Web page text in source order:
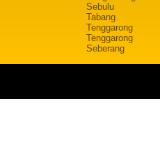
Sebulu
Tabang
Tenggarong
Tenggarong
Seberang